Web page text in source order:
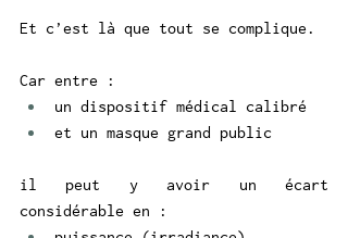
Et c’est là que tout se complique.
Car entre :
un dispositif médical calibré
et un masque grand public
il peut y avoir un écart
considérable en :